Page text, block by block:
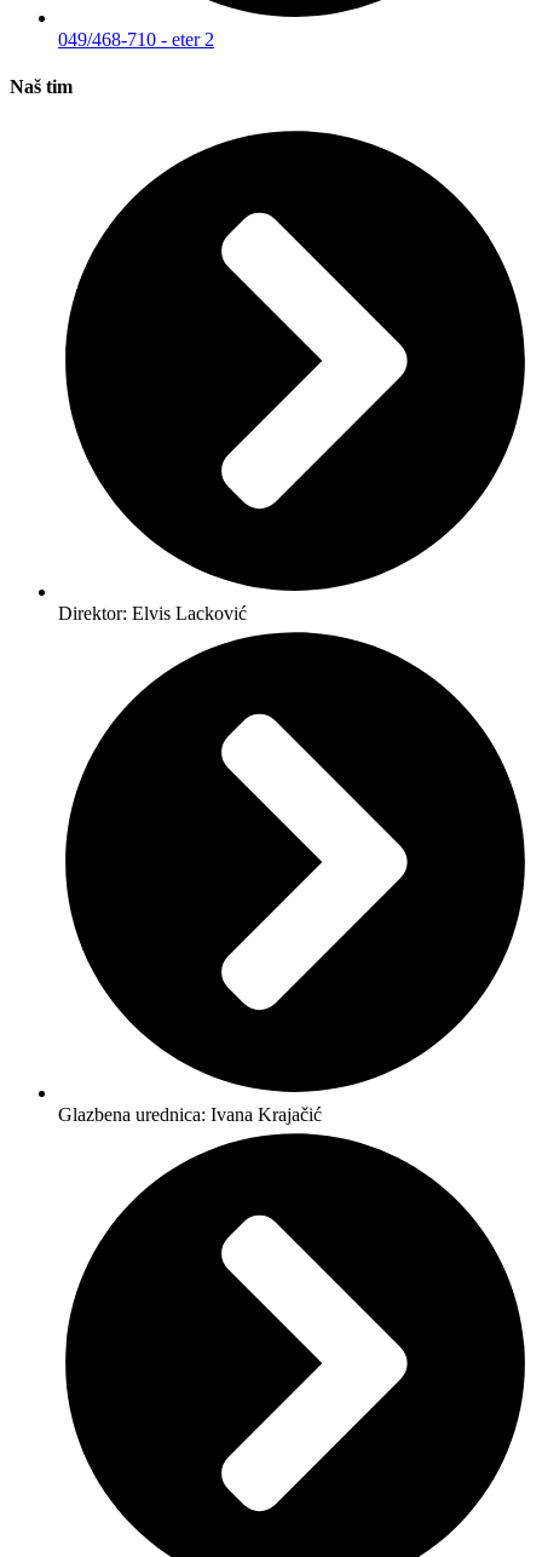
049/468-710 - eter 2
Naš tim
Direktor: Elvis Lacković
Glazbena urednica: Ivana Krajačić